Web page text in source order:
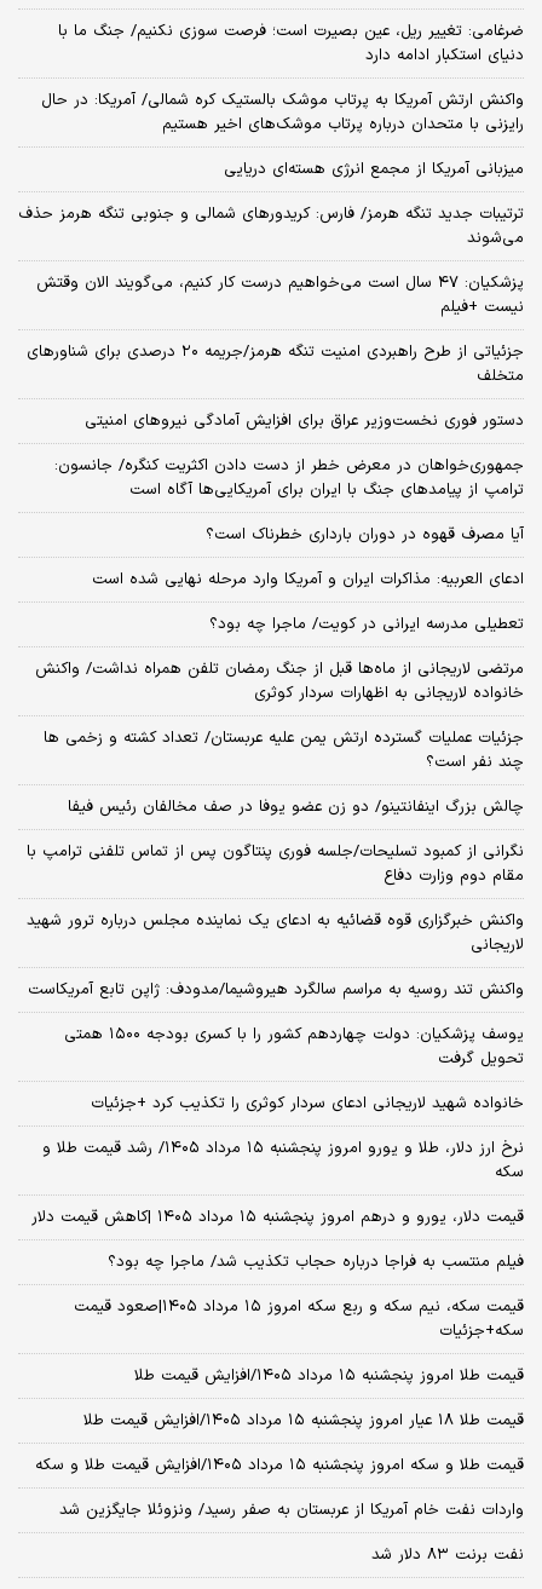
ضرغامی: تغییر ریل، عین بصیرت است؛ فرصت سوزی نکنیم/ جنگ ما با
دنیای استکبار ادامه دارد
واکنش ارتش آمریکا به پرتاب موشک بالستیک کره شمالی/ آمریکا: در حال
رایزنی با متحدان درباره پرتاب موشک‌های اخیر هستیم
میزبانی آمریکا از مجمع انرژی هسته‌ای دریایی
ترتیبات جدید تنگه هرمز/ فارس: کریدورهای شمالی و جنوبی تنگه هرمز حذف
می‌شوند
پزشکیان: ۴۷ سال است می‌خواهیم درست کار کنیم، می‌گویند الان وقتش
نیست +فیلم
جزئیاتی از طرح راهبردی امنیت تنگه هرمز/جریمه ۲۰ درصدی برای شناورهای
متخلف
دستور فوری نخست‌وزیر عراق برای افزایش آمادگی نیروهای امنیتی
جمهوری‌خواهان در معرض خطر از دست دادن اکثریت کنگره/ جانسون:
ترامپ از پیامدهای جنگ با ایران برای آمریکایی‌ها آگاه است
آیا مصرف قهوه در دوران بارداری خطرناک است؟
ادعای العربیه: مذاکرات ایران و آمریکا وارد مرحله نهایی شده است
تعطیلی مدرسه ایرانی در کویت/ ماجرا چه بود؟
مرتضی لاریجانی از ماه‌ها قبل از جنگ رمضان تلفن همراه نداشت/ واکنش
خانواده لاریجانی به اظهارات سردار کوثری
جزئیات عملیات گسترده ارتش یمن علیه عربستان/ تعداد کشته و زخمی ها
چند نفر است؟
چالش بزرگ اینفانتینو/ دو زن عضو یوفا در صف مخالفان رئیس فیفا
نگرانی از کمبود تسلیحات/جلسه فوری پنتاگون پس از تماس تلفنی ترامپ با
مقام دوم وزارت دفاع
واکنش خبرگزاری قوه قضائیه به ادعای یک نماینده مجلس درباره ترور شهید
لاریجانی
واکنش تند روسیه به مراسم سالگرد هیروشیما/مدودف: ژاپن تابع آمریکاست
یوسف پزشکیان: دولت چهاردهم کشور را با کسری بودجه ۱۵۰۰ همتی
تحویل گرفت
خانواده شهید لاریجانی ادعای سردار کوثری را تکذیب کرد +جزئیات
نرخ ارز دلار، طلا و یورو امروز پنجشنبه ۱۵ مرداد ۱۴۰۵/ رشد قیمت طلا و
سکه
قیمت دلار، یورو و درهم امروز پنجشنبه ۱۵ مرداد ۱۴۰۵ |کاهش قیمت دلار
فیلم منتسب به فراجا درباره حجاب تکذیب شد/ ماجرا چه بود؟
قیمت سکه، نیم سکه و ربع سکه امروز ۱۵ مرداد ۱۴۰۵|صعود قیمت
سکه+جزئیات
قیمت طلا امروز پنجشنبه ۱۵ مرداد ۱۴۰۵/افزایش قیمت طلا
قیمت طلا ۱۸ عیار امروز پنجشنبه ۱۵ مرداد ۱۴۰۵/افزایش قیمت طلا
قیمت طلا و سکه امروز پنجشنبه ۱۵ مرداد ۱۴۰۵/افزایش قیمت طلا و سکه
واردات نفت خام آمریکا از عربستان به صفر رسید/ ونزوئلا جایگزین شد
نفت برنت ۸۳ دلار شد